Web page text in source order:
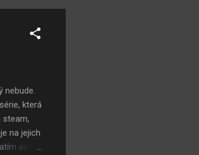
která
steam,
na jejich
asi